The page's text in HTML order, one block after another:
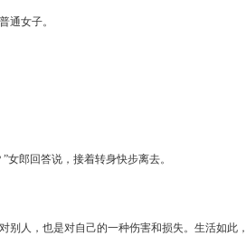
通女子。
郎回答说，接着转身快步离去。
别人，也是对自己的一种伤害和损失。生活如此